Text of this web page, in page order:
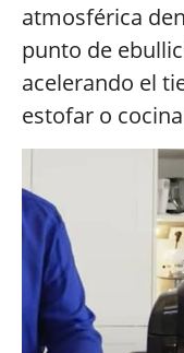
atmosférica
punto de
acelerando el
estofar o